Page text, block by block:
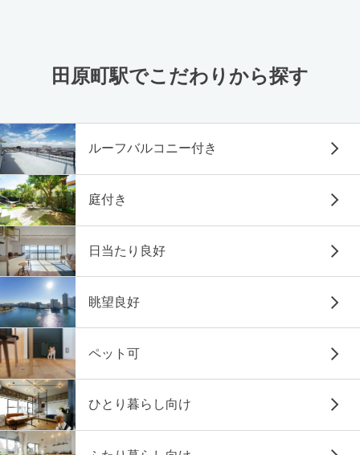
田原町駅でこだわりから探す
ルーフバルコニー付き
庭付き
日当たり良好
眺望良好
ペット可
ひとり暮らし向け